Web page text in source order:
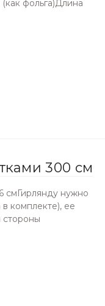
фольга)Длина
300 см
смГирлянду нужно
в комплекте), ее